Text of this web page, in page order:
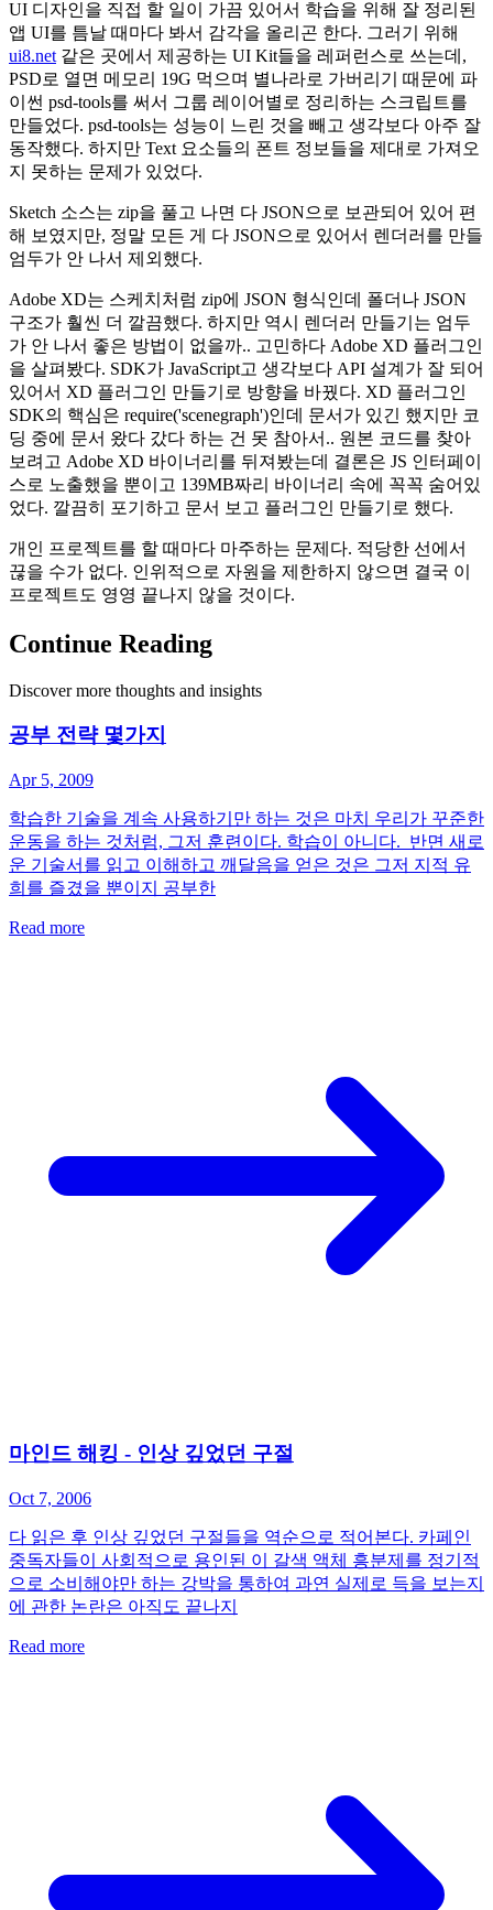
UI 디자인을 직접 할 일이 가끔 있어서 학습을 위해 잘 정리된
앱 UI를 틈날 때마다 봐서 감각을 올리곤 한다. 그러기 위해
ui8.net 같은 곳에서 제공하는 UI Kit들을 레퍼런스로 쓰는데,
PSD로 열면 메모리 19G 먹으며 별나라로 가버리기 때문에 파
이썬 psd-tools를 써서 그룹 레이어별로 정리하는 스크립트를
만들었다. psd-tools는 성능이 느린 것을 빼고 생각보다 아주 잘
동작했다. 하지만 Text 요소들의 폰트 정보들을 제대로 가져오
지 못하는 문제가 있었다.
Sketch 소스는 zip을 풀고 나면 다 JSON으로 보관되어 있어 편
해 보였지만, 정말 모든 게 다 JSON으로 있어서 렌더러를 만들
엄두가 안 나서 제외했다.
Adobe XD는 스케치처럼 zip에 JSON 형식인데 폴더나 JSON
구조가 훨씬 더 깔끔했다. 하지만 역시 렌더러 만들기는 엄두
가 안 나서 좋은 방법이 없을까.. 고민하다 Adobe XD 플러그인
을 살펴봤다. SDK가 JavaScript고 생각보다 API 설계가 잘 되어
있어서 XD 플러그인 만들기로 방향을 바꿨다. XD 플러그인
SDK의 핵심은 require('scenegraph')인데 문서가 있긴 했지만 코
딩 중에 문서 왔다 갔다 하는 건 못 참아서.. 원본 코드를 찾아
보려고 Adobe XD 바이너리를 뒤져봤는데 결론은 JS 인터페이
스로 노출했을 뿐이고 139MB짜리 바이너리 속에 꼭꼭 숨어있
었다. 깔끔히 포기하고 문서 보고 플러그인 만들기로 했다.
개인 프로젝트를 할 때마다 마주하는 문제다. 적당한 선에서
끊을 수가 없다. 인위적으로 자원을 제한하지 않으면 결국 이
프로젝트도 영영 끝나지 않을 것이다.
Continue Reading
Discover more thoughts and insights
공부 전략 몇가지
Apr 5, 2009
학습한 기술을 계속 사용하기만 하는 것은 마치 우리가 꾸준한
운동을 하는 것처럼, 그저 훈련이다. 학습이 아니다. 반면 새로
운 기술서를 읽고 이해하고 깨달음을 얻은 것은 그저 지적 유
희를 즐겼을 뿐이지 공부한
Read more
마인드 해킹 - 인상 깊었던 구절
Oct 7, 2006
다 읽은 후 인상 깊었던 구절들을 역순으로 적어본다. 카페인
중독자들이 사회적으로 용인된 이 갈색 액체 흥분제를 정기적
으로 소비해야만 하는 강박을 통하여 과연 실제로 득을 보는지
에 관한 논란은 아직도 끝나지
Read more